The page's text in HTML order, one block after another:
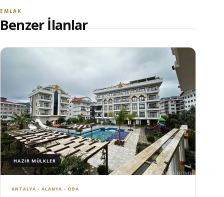
EMLAK
Benzer İlanlar
HAZIR MÜLKLER
ANTALYA - ALANYA - OBA